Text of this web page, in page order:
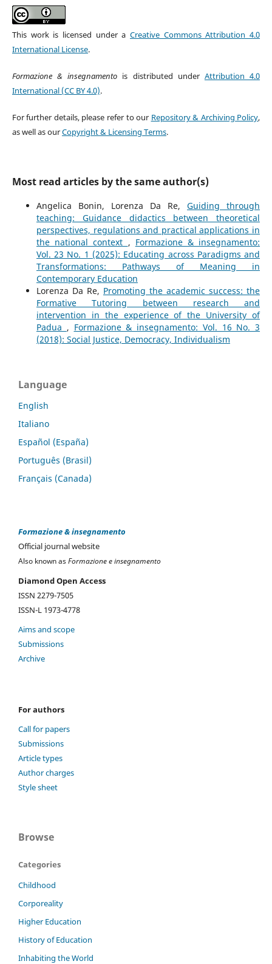
This work is licensed under aCreative Commons Attribution 4.0
International License.
Formazione & insegnamento is distributed under Attribution 4.0
International (CC BY 4.0).
For further details, please refer to our Repository & Archiving Policy,
as well as ourCopyright & Licensing Terms.
Most read articles by the same author(s)
Angelica Bonin, Lorenza Da Re,Guiding through
teaching: Guidance didactics between theoretical
perspectives, regulations and practical applications in
the national context , Formazione & insegnamento:
Vol. 23 No. 1 (2025): Educating across Paradigms and
Transformations: Pathways of Meaning in
Contemporary Education
Lorenza Da Re, Promoting the academic success: the
Formative Tutoring between research and
intervention in the experience of the University of
Padua , Formazione & insegnamento: Vol. 16 No. 3
(2018): Social Justice, Democracy, Individualism
Language
English
Italiano
Español (España)
Português (Brasil)
Français (Canada)
Formazione & insegnamento
Official journal website
Also known asFormazione e insegnamento
Diamond Open Access
ISSN 2279-7505
ISSN-L 1973-4778
Aims and scope
Submissions
Archive
For authors
Call for papers
Submissions
Article types
Author charges
Style sheet
Browse
Categories
Childhood
Corporeality
Higher Education
History of Education
Inhabiting the World